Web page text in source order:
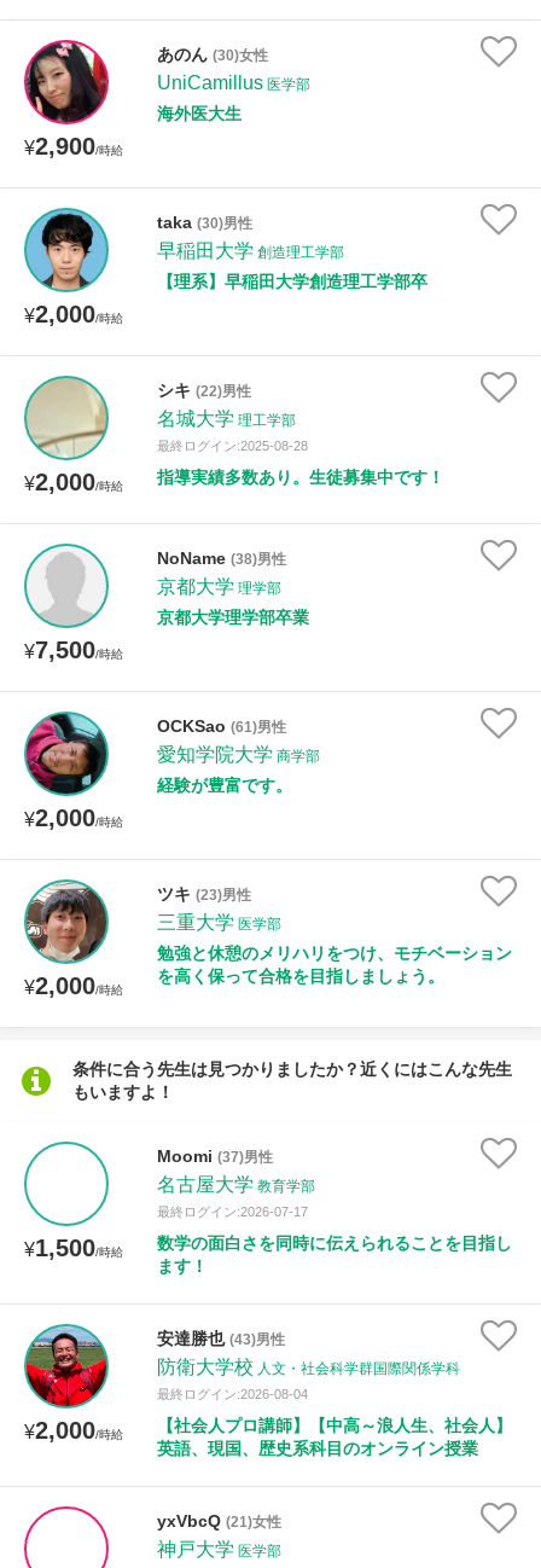
¥2,900/時給
あのん (30)女性
UniCamillus 医学部
海外医大生
¥2,000/時給
taka (30)男性
早稲田大学 創造理工学部
【理系】早稲田大学創造理工学部卒
¥2,000/時給
シキ (22)男性
名城大学 理工学部
最終ログイン:2025-08-28
指導実績多数あり。生徒募集中です！
¥7,500/時給
NoName (38)男性
京都大学 理学部
京都大学理学部卒業
¥2,000/時給
OCKSao (61)男性
愛知学院大学 商学部
経験が豊富です。
¥2,000/時給
ツキ (23)男性
三重大学 医学部
勉強と休憩のメリハリをつけ、モチベーション
を高く保って合格を目指しましょう。
条件に合う先生は見つかりましたか？近くにはこんな先生
もいますよ！
¥1,500/時給
Moomi (37)男性
名古屋大学 教育学部
最終ログイン:2026-07-17
数学の面白さを同時に伝えられることを目指し
ます！
¥2,000/時給
安達勝也 (43)男性
防衛大学校 人文・社会科学群国際関係学科
最終ログイン:2026-08-04
【社会人プロ講師】【中高～浪人生、社会人】
英語、現国、歴史系科目のオンライン授業
yxVbcQ (21)女性
神戸大学 医学部
距離：15km以内
年齢：18-101歳
性別